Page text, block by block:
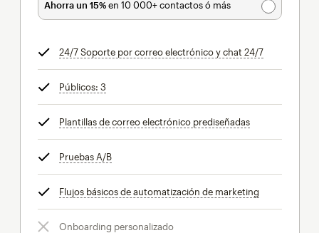
Ahorra un 15%en 10 000+ contactos ó más
24/7 Soporte por correo electrónico y chat 24/7info
Públicos: 3
Plantillas de correo electrónico prediseñadasinfo
Pruebas A/Binfo
Flujos básicos de automatización de marketing
Onboarding personalizado